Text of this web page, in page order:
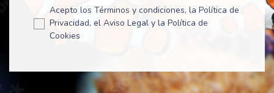
Acepto los Términos y condiciones, la Política de
Privacidad, el Aviso Legal y la Política de
Cookies